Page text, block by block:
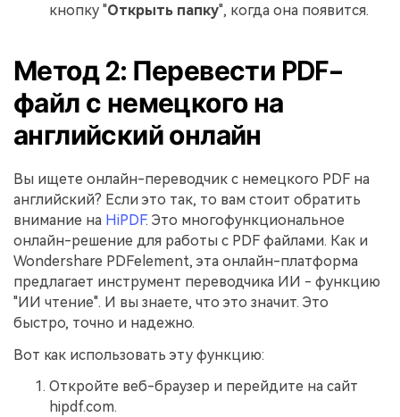
кнопку "Открыть папку", когда она появится.
Метод 2: Перевести PDF-
файл с немецкого на
английский онлайн
Вы ищете онлайн-переводчик с немецкого PDF на
английский? Если это так, то вам стоит обратить
внимание на HiPDF. Это многофункциональное
онлайн-решение для работы с PDF файлами. Как и
Wondershare PDFelement, эта онлайн-платформа
предлагает инструмент переводчика ИИ - функцию
"ИИ чтение". И вы знаете, что это значит. Это
быстро, точно и надежно.
Вот как использовать эту функцию:
Откройте веб-браузер и перейдите на сайт
hipdf.com.